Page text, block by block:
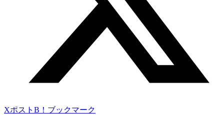
Xポスト B！ブックマーク